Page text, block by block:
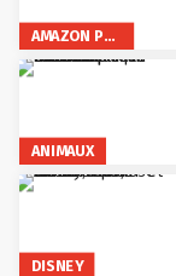
AMAZON PRIME VIDEO
ANIMAUX
DISNEY